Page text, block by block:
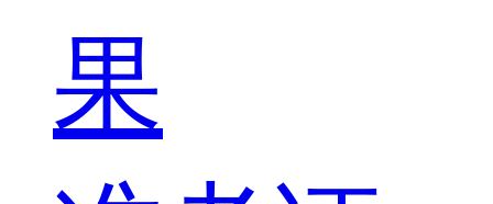
果